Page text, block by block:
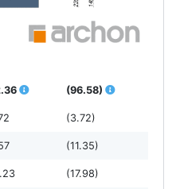
(96.58)
(3.72)
(11.35)
(17.98)